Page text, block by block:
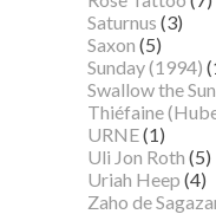
Saturnus (3)
Saxon (5)
Sunday (1994)
Swallow the Sun
Thiéfaine
URNE(1)
Uli Jon Roth (5)
Uriah Heep (4)
Zaho de